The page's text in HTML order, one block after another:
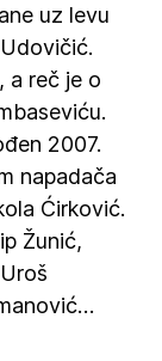
uz levu
a reč je o
2007.
napadača
Ćirković.
Žunić,